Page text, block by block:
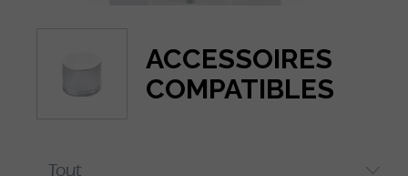
ACCESSOIRES
COMPATIBLES